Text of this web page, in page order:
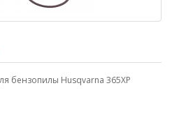
бензопилы Husqvarna 365XP